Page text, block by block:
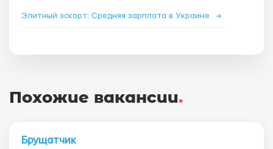
Элитный эскорт: Средняя зарплата в Украине →
Похожие вакансии.
Брущатчик